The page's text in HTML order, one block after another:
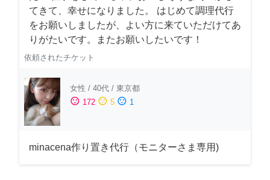
てきて、幸せになりました。 はじめて調理代行
をお願いしましたが、よい方に来ていただけてあ
りがたいです。またお願いしたいです！
依頼されたチケット
女性 / 40代 / 東京都
sentiment_satisfied 172 sentiment_neutral 5 sentiment_dissatisfied 1
minacena作り置き代行（モニターさま専用)